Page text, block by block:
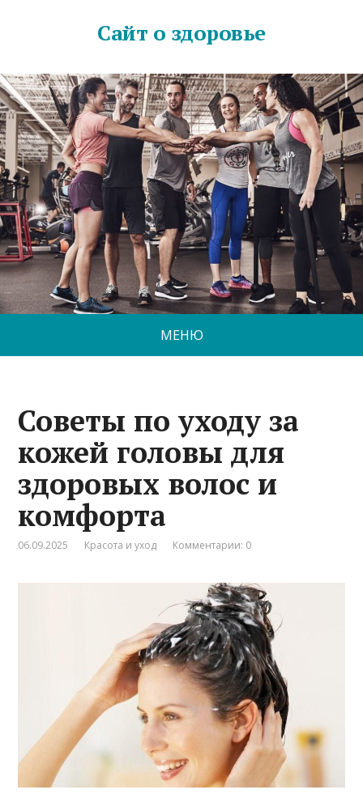
Сайт о здоровье
МЕНЮ
Советы по уходу за
кожей головы для
здоровых волос и
комфорта
06.09.2025 Красота и уход Комментарии: 0